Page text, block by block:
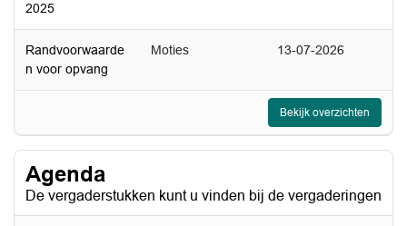
2025
Randvoorwaarde
n voor opvang
Moties 13-07-2026
Bekijk overzichten
Agenda
De vergaderstukken kunt u vinden bij de vergaderingen